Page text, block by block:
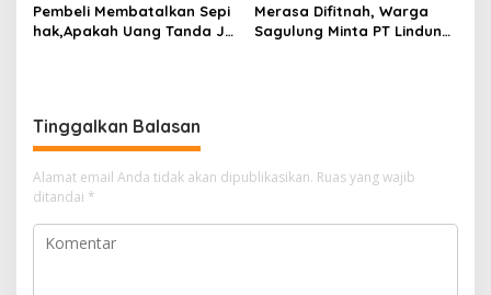
Pembeli Membatalkan Sepi
hak,Apakah Uang Tanda Ja
Merasa Difitnah, Warga
Sagulung Minta PT Lindung
Tinggalkan Balasan
Alamat email Anda tidak akan dipublikasikan. Ruas yang wajib
ditandai *